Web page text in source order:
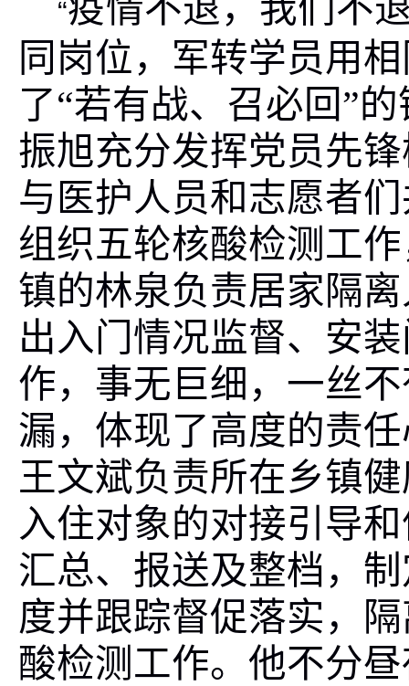
“疫情不退，我们不
同岗位，军转学员用
了“若有战、召必回”
振旭充分发挥党员先
与医护人员和志愿者
组织五轮核酸检测工
镇的林泉负责居家隔
出入门情况监督、安
作，事无巨细，一丝
漏，体现了高度的责
王文斌负责所在乡镇
入住对象的对接引导
汇总、报送及整档，
度并跟踪督促落实，
酸检测工作。他不分